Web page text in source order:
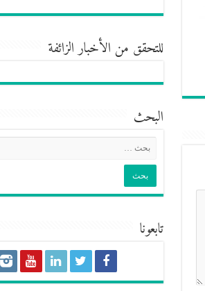
للتحقق من الأخبار الزائفة
البحث
تابعونا